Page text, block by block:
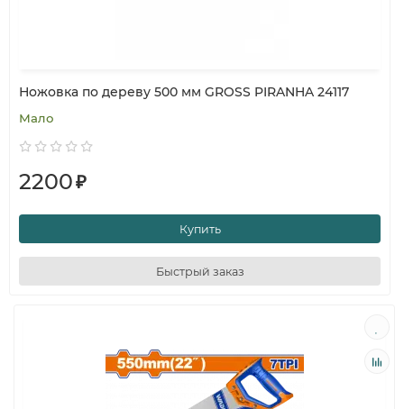
Ножовка по дереву 500 мм GROSS PIRANHA 24117
Мало
2200₽
Купить
Быстрый заказ